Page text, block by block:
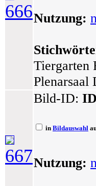
666Nutzung:
Tiergarten
Plenarsaal
667
Bild-ID:
in Bildauswahl
Nutzung: